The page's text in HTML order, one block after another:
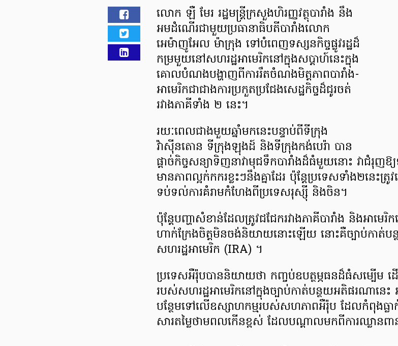
លោក ឡឺ​ មែរ រដ្ឋមន្ត្រីក្រសួងហិរញ្ញវត្ថុ​បារាំង នឹង​
អម​ដំណើរ​ជា​មួយ​ប្រធានាធិបតី​បារាំង​លោក ​
អេម៉ាញូអែល​ ម៉ាក្រុង ​ទៅ​បំពេញ​ទស្ស​នកិច្ច​ផ្លូវ​រដ្ឋដ៏​
កម្រ​មួយ​​​នៅ​សហរដ្ឋ​អាមេរិក​នៅក្នុង​​សប្ដាហ៍​នេះ​​​ក្នុង
គោលបំណង​បង្ហាញ​ពី​​ការ​រឹត​ចំណង​មិត្តភាព​បារាំង-
អាមេរិក​​​ជាជាង​ការប្រកួតប្រជែងសេដ្ឋកិច្ច​ដ៏ជូរចត់​
រវាង​ភាគី​ទាំង ២ ​នេះ​។​
រយៈ​ពេល​ជាងមួយឆ្នាំ​មក​នេះ​​បន្ទាប់ពីទីក្រុង
វ៉ាស៊ីនតោន ទីក្រុងឡុងដ៍ និងទីក្រុងកង់បេរ៉ា​ ​បាន​
ផ្ដាច់កិច្ចសន្យា​​ទិញ​នាវាមុជទឹកបារាំងដ៏ធំមួយ​នោះ វា​ជំ​រុញឱ្
មានភាព​ល្អក់កករខ្លះៗនឹងគ្នា​ដែរ ប៉ុន្ដែ​​​​ប្រទេសទាំង២​នេះ​ត្រូ
ទប់​ទល់​ការ​គំរាមកំហែង​ពីប្រទេស​រុស្ស៊ី និងចិន។
ប៉ុន្តែ​បញ្ហា​សំខាន់​ដែលត្រូវ​ជជែក​រវាង​ភាគី​បារាំង ​និង​អាមេ
ហាក់​ក្រែង​ចិត្ត​​មិន​ចង់​និយាយ​នោះ​ឡើយ​ នោះ​គឺ​​ច្បាប់កាត់
សហរដ្ឋអាមេរិក (IRA) ​​។
ប្រទេស​អឺរ៉ុប​បាន​និយាយថា កញ្ចប់ឧបត្ថម្ភធន​ដ៏ធំសម្បើម ​ដ
របស់សហរដ្ឋអាមេរិកនៅក្នុងច្បាប់កាត់បន្ថយអតិផរណា​នេ
បន្ថែម​ទៅ​លើ​ឧស្សាហកម្មរបស់សហភាពអឺរ៉ុប ដែលកំពុងធ្
សារ​តម្លៃថាមពលកើន​ខ្ពស់ ដែល​​​​​បណ្តាល​មកពីការឈ្លាន